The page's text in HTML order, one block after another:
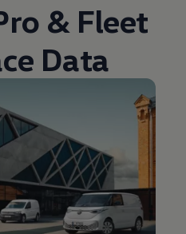
& Fleet
Data